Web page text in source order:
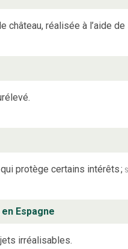
château, réalisée à l’aide
protège certains intérêts;
Espagne
irréalisables.